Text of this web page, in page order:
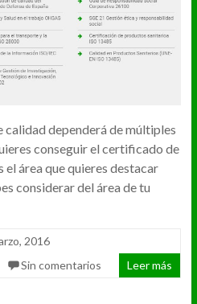
dependerá de múltiples
conseguir el certificado de
el área que quieres destacar
considerar del área de tu
2016
Sin comentarios Leer más